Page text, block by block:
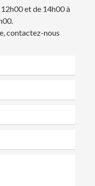
et de 14h00 à
contactez-nous